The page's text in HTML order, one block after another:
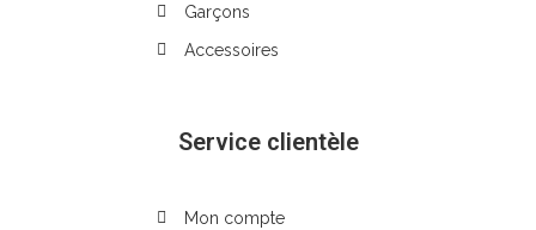
Garçons
Accessoires
Service clientèle
Mon compte